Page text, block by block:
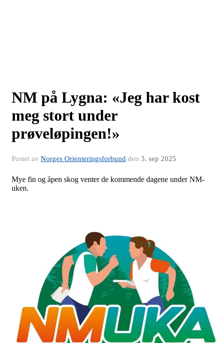
NM på Lygna: «Jeg har kost
meg stort under
prøveløpingen!»
Postet av Norges Orienteringsforbund den 3. sep 2025
Mye fin og åpen skog venter de kommende dagene under NM-
uken.